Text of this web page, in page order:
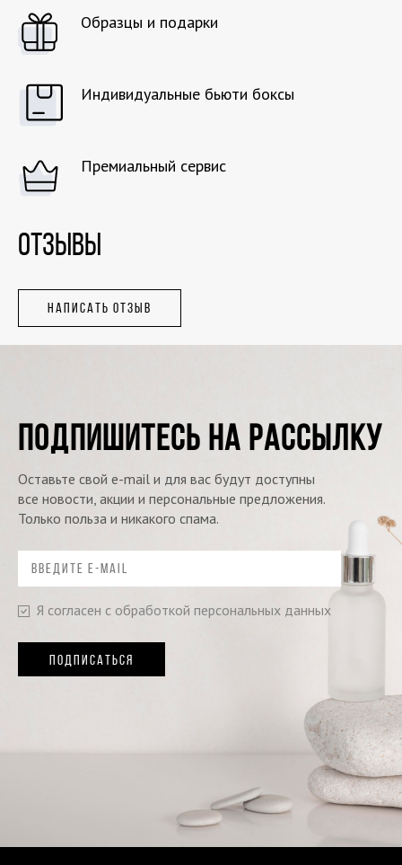
Образцы и подарки
Индивидуальные бьюти боксы
Премиальный сервис
ОТЗЫВЫ
НАПИСАТЬ ОТЗЫВ
ПОДПИШИТЕСЬ НА РАССЫЛКУ
Оставьте свой e-mail и для вас будут доступны
все новости, акции и персональные предложения.
Только польза и никакого спама.
Я согласен с обработкой персональных данных
ПОДПИСАТЬСЯ